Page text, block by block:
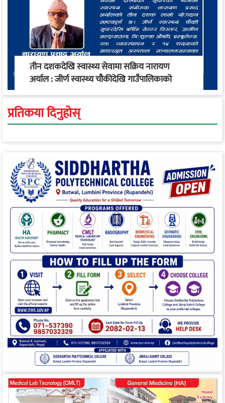
तीन दशकदेखि स्वास्थ्य सेवामा सक्रिय नारायण
अर्याल : जीर्ण स्वास्थ्य चौकीदेखि गाउँपालिकाको
स्वास्थ्य रूपान्तरण सम्म
प्रतिकया दिनुहोस्